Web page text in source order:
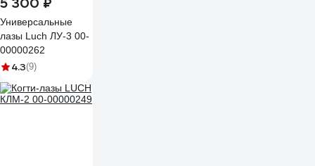
Универсальные
лазы Luch ЛУ-3 00-
00000262
4.3(9)